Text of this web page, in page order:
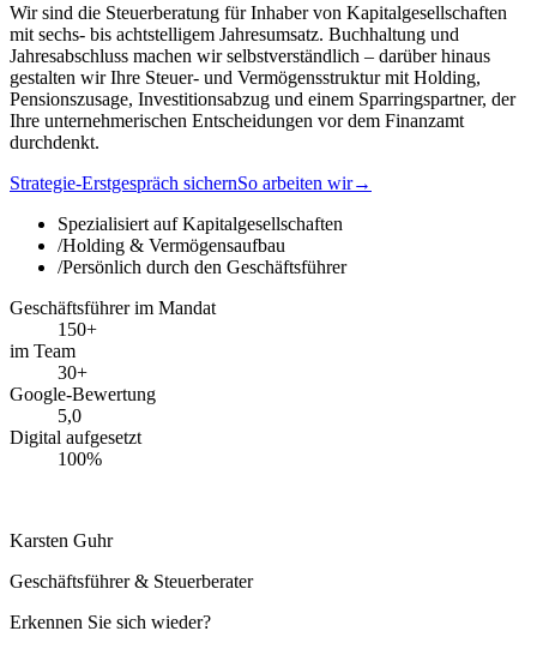
Wir sind die Steuerberatung für Inhaber von Kapitalgesellschaften
mit sechs- bis achtstelligem Jahresumsatz. Buchhaltung und
Jahresabschluss machen wir selbstverständlich – darüber hinaus
gestalten wir Ihre Steuer- und Vermögensstruktur mit Holding,
Pensionszusage, Investitionsabzug und einem Sparringspartner, der
Ihre unternehmerischen Entscheidungen vor dem Finanzamt
durchdenkt.
Strategie-Erstgespräch sichernSo arbeiten wir→
Spezialisiert auf Kapitalgesellschaften
/Holding & Vermögensaufbau
/Persönlich durch den Geschäftsführer
Geschäftsführer im Mandat
150+
im Team
30+
Google-Bewertung
5,0
Digital aufgesetzt
100%
Karsten Guhr
Geschäftsführer & Steuerberater
Erkennen Sie sich wieder?